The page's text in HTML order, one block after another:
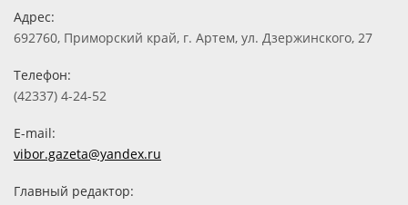
Адрес:
692760, Приморский край, г. Артем, ул. Дзержинского, 27
Телефон:
(42337) 4-24-52
E-mail:
vibor.gazeta@yandex.ru
Главный редактор: